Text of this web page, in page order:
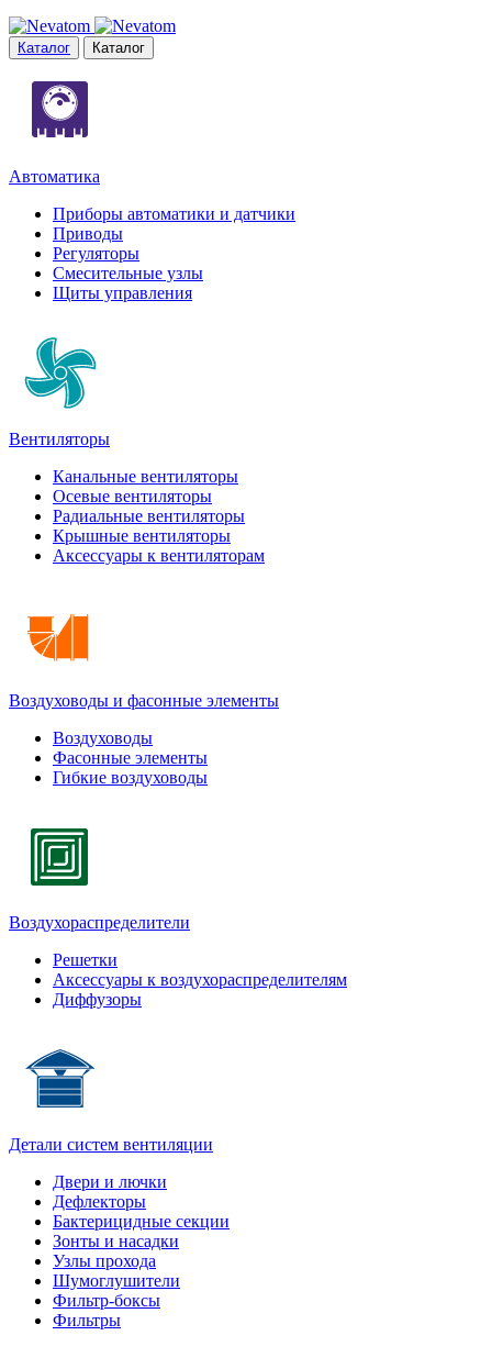
Каталог Каталог
Автоматика
Приборы автоматики и датчики
Приводы
Регуляторы
Смесительные узлы
Щиты управления
Вентиляторы
Канальные вентиляторы
Осевые вентиляторы
Радиальные вентиляторы
Крышные вентиляторы
Аксессуары к вентиляторам
Воздуховоды и фасонные элементы
Воздуховоды
Фасонные элементы
Гибкие воздуховоды
Воздухораспределители
Решетки
Аксессуары к воздухораспределителям
Диффузоры
Детали систем вентиляции
Двери и лючки
Дефлекторы
Бактерицидные секции
Зонты и насадки
Узлы прохода
Шумоглушители
Фильтр-боксы
Фильтры